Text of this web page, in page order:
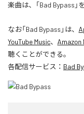
楽曲は、「Bad Bypass」
なお「Bad Bypass 」は、
YouTube Music、 Amazon
聴くことができる。
各配信サービス： Bad